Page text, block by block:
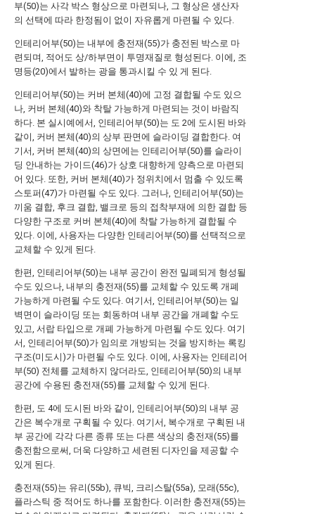
부(50)는 사각 박스 형상으로 마련되나, 그 형상은 생산자
의 선택에 따라 한정됨이 없이 자유롭게 마련될 수 있다.
인테리어부(50)는 내부에 충전재(55)가 충전된 박스로 마
련되며, 적어도 상/하부면이 투명재질로 형성된다. 이에, 조
명등(20)에서 발하는 광을 통과시킬 수 있 게 된다.
인테리어부(50)는 커버 본체(40)에 고정 결합될 수도 있으
나, 커버 본체(40)와 착탈 가능하게 마련되는 것이 바람직
하다. 본 실시예에서, 인테리어부(50)는 도 2에 도시된 바와
같이, 커버 본체(40)의 상부 판면에 슬라이딩 결합한다. 여
기서, 커버 본체(40)의 상면에는 인테리어부(50)를 슬라이
딩 안내하는 가이드(46)가 상호 대향하게 양측으로 마련되
어 있다. 또한, 커버 본체(40)가 정위치에서 멈출 수 있도록
스토퍼(47)가 마련될 수도 있다. 그러나, 인테리어부(50)는
끼움 결합, 후크 결합, 밸크로 등의 접착부재에 의한 결합 등
다양한 구조로 커버 본체(40)에 착탈 가능하게 결합될 수
있다. 이에, 사용자는 다양한 인테리어부(50)를 선택적으로
교체할 수 있게 된다.
한편, 인테리어부(50)는 내부 공간이 완전 밀폐되게 형성될
수도 있으나, 내부의 충전재(55)를 교체할 수 있도록 개폐
가능하게 마련될 수도 있다. 여기서, 인테리어부(50)는 일
벽면이 슬라이딩 또는 회동하며 내부 공간을 개폐할 수도
있고, 서랍 타입으로 개폐 가능하게 마련될 수도 있다. 여기
서, 인테리어부(50)가 임의로 개방되는 것을 방지하는 록킹
구조(미도시)가 마련될 수도 있다. 이에, 사용자는 인테리어
부(50) 전체를 교체하지 않더라도, 인테리어부(50)의 내부
공간에 수용된 충전재(55)를 교체할 수 있게 된다.
한편, 도 4에 도시된 바와 같이, 인테리어부(50)의 내부 공
간은 복수개로 구획될 수 있다. 여기서, 복수개로 구획된 내
부 공간에 각각 다른 종류 또는 다른 색상의 충전재(55)를
충전함으로써, 더욱 다양하고 세련된 디자인을 제공할 수
있게 된다.
충전재(55)는 유리(55b), 큐빅, 크리스탈(55a), 모래(55c),
플라스틱 중 적어도 하나를 포함한다. 이러한 충전재(55)는